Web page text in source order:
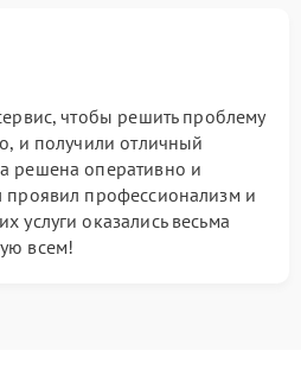
чтобы решить проблему
и получили отличный
решена оперативно и
проявил профессионализм и
услуги оказались весьма
всем!